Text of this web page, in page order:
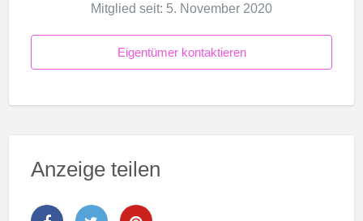
Mitglied seit: 5. November 2020
Eigentümer kontaktieren
Anzeige teilen